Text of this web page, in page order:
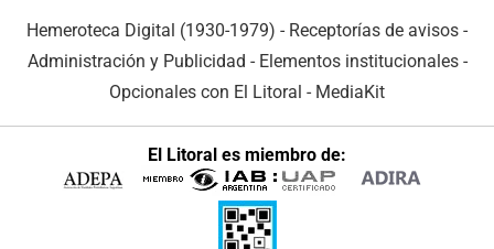
Hemeroteca Digital (1930-1979) - Receptorías de avisos -
Administración y Publicidad - Elementos institucionales-
Opcionales con El Litoral - MediaKit
El Litoral es miembro de: